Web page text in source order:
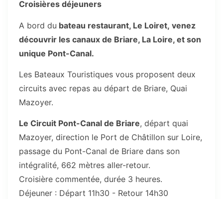
Croisières déjeuners
A bord du bateau restaurant, Le Loiret, venez
découvrir les canaux de Briare, La Loire, et son
unique Pont-Canal.
Les Bateaux Touristiques vous proposent deux
circuits avec repas au départ de Briare, Quai
Mazoyer.
Le Circuit Pont-Canal de Briare, départ quai
Mazoyer, direction le Port de Châtillon sur Loire,
passage du Pont-Canal de Briare dans son
intégralité, 662 mètres aller-retour.
Croisière commentée, durée 3 heures.
Déjeuner : Départ 11h30 - Retour 14h30